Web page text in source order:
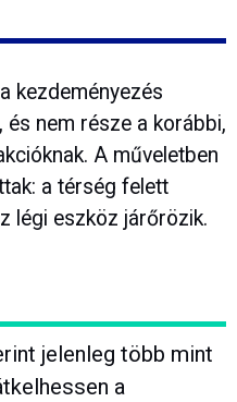
kezdeményezés
és nem része a korábbi,
A műveletben
a térség felett
légi eszköz járőrözik.
jelenleg több mint
a